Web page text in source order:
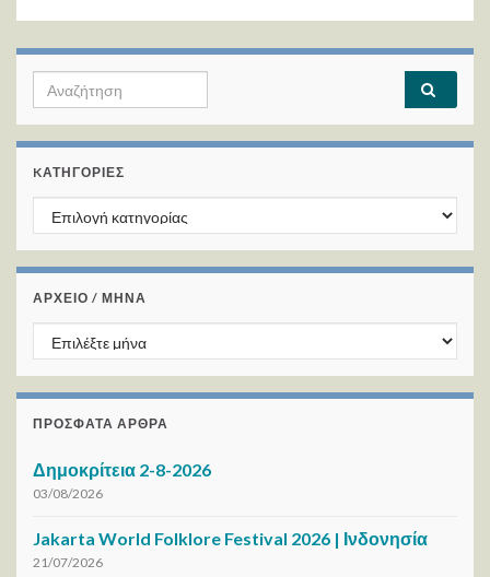
Search for:
KΑΤΗΓΟΡΊΕΣ
Kατηγορίες
ΑΡΧΕΙΟ / ΜΗΝΑ
ΑΡΧΕΙΟ / ΜΗΝΑ
ΠΡΌΣΦΑΤΑ ΆΡΘΡΑ
Δημοκρίτεια 2-8-2026
03/08/2026
Jakarta World Folklore Festival 2026 | Ινδονησία
21/07/2026